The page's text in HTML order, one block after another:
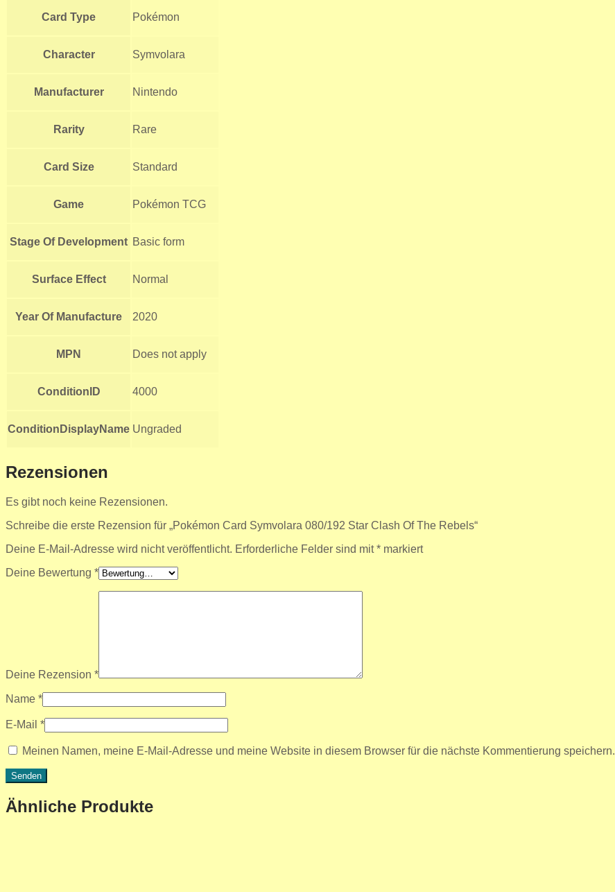
Card Type Pokémon
Character Symvolara
Manufacturer Nintendo
Rarity Rare
Card Size Standard
Game Pokémon TCG
Stage Of Development Basic form
Surface Effect Normal
Year Of Manufacture 2020
MPN Does not apply
ConditionID 4000
ConditionDisplayName Ungraded
Rezensionen
Es gibt noch keine Rezensionen.
Schreibe die erste Rezension für „Pokémon Card Symvolara 080/192 Star Clash Of The Rebels“
Deine E-Mail-Adresse wird nicht veröffentlicht. Erforderliche Felder sind mit* markiert
Deine Bewertung *
Deine Rezension *
Name *
E-Mail *
Meinen Namen, meine E-Mail-Adresse und meine Website in diesem Browser für die nächste Kommentierung speichern.
Ähnliche Produkte